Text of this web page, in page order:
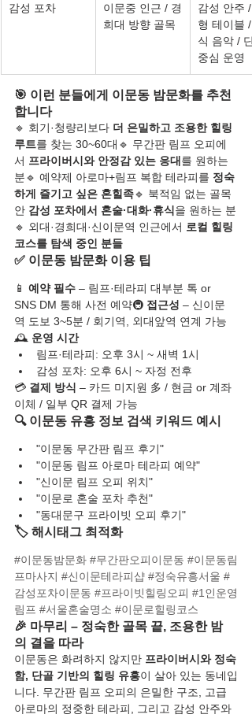
감성 포차
이문중 인근 / 경
희대 방향 골목
감성 안주 /
형 테이블 /
식 음악 /
중심 운영
🎯 이런 분들에게 이문동 밤문화를 추천
합니다
🔹 회기·청량리보다 더 은밀하고 조용한 힐링
루트를 찾는 30~60대🔹 무간판 림프 오피에
서 프라이버시와 안정감 있는 응대 를 원하는
분🔹 예약제 아로마+림프 복합 테라피를 정숙
하게 즐기고 싶은 혼힐족🔹 북적임 없는 골목
안 감성 포차에서 혼술·대화·휴식을 원하는 분
🔹 외대·경희대·신이문역 인근에서 로컬 힐링
코스를 탐색 중인 분들
✅ 이문동 밤문화 이용 팁
📱 예약 필수 – 림프·테라피 대부분 톡 or
SNS DM 통해 사전 예약🚇 접근성 – 신이문
역 도보 3~5분 / 회기역, 외대앞역 연계 가능
🕰️ 운영 시간
림프·테라피: 오후 3시 ~ 새벽 1시
감성 포차: 오후 6시 ~ 자정 전후
💳 결제 방식 – 카드 미지원 多 / 현금 or 계좌
이체 / 일부 QR 결제 가능
🔍 이문동 유흥 정보 검색 키워드 예시
"이문동 무간판 림프 후기"
"이문동 림프 아로마 테라피 예약"
"신이문 림프 오피 위치"
"이문로 혼술 포차 추천"
"동대문구 프라이빗 오피 후기"
🏷️ 해시태그 최적화
#이문동밤문화 #무간판오피이문동 #이문동림
프마사지 #신이문테라피샵 #정숙유흥서울 #
감성포차이문동 #프라이빗힐링오피 #1인운영
림프 #서울혼술명소 #이문로힐링코스
🎉 마무리 – 정숙한 골목 끝, 조용한 밤
의 결을 따라
이문동은 화려하지 않지만 프라이버시와 정숙
함, 단골 기반의 힐링 유흥이 살아 있는 동네입
니다. 무간판 림프 오피의 은밀한 구조, 고급
아로마의 정중한 테라피, 그리고 감성 안주와